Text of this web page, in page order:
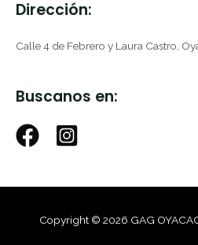
Dirección:
Calle 4 de Febrero y Laura Castro,
Buscanos en:
Copyright © 2026 GAG